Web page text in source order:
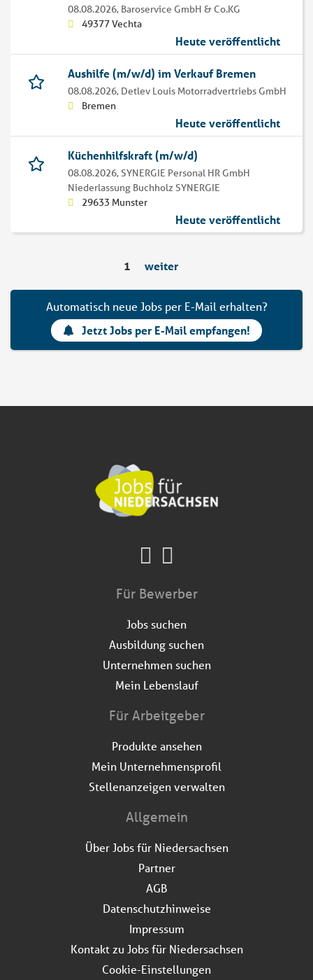
08.08.2026, Baroservice GmbH & Co.KG
49377 Vechta
Heute veröffentlicht
Aushilfe (m/w/d) im Verkauf Bremen
08.08.2026, Detlev Louis Motorradvertriebs GmbH
Bremen
Heute veröffentlicht
Küchenhilfskraft (m/w/d)
08.08.2026,SYNERGIE Personal HR GmbH
Niederlassung Buchholz SYNERGIE
29633 Munster
Heute veröffentlicht
1 weiter
Automatisch neue Jobs per E-Mail erhalten?
Jetzt Jobs per E-Mail empfangen!
Für Bewerber
Jobs suchen
Ausbildung suchen
Unternehmen suchen
Mein Lebenslauf
Für Arbeitgeber
Produkte ansehen
Mein Unternehmensprofil
Stellenanzeigen verwalten
Allgemein
Über Jobs für Niedersachsen
Partner
AGB
Datenschutzhinweise
Impressum
Kontakt zu Jobs für Niedersachsen
Cookie-Einstellungen